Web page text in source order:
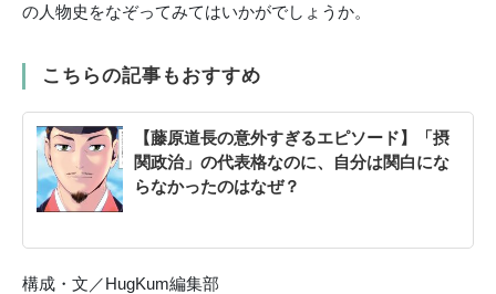
の人物史をなぞってみてはいかがでしょうか。
こちらの記事もおすすめ
【藤原道長の意外すぎるエピソード】「摂
関政治」の代表格なのに、自分は関白にな
らなかったのはなぜ？
構成・文／HugKum編集部